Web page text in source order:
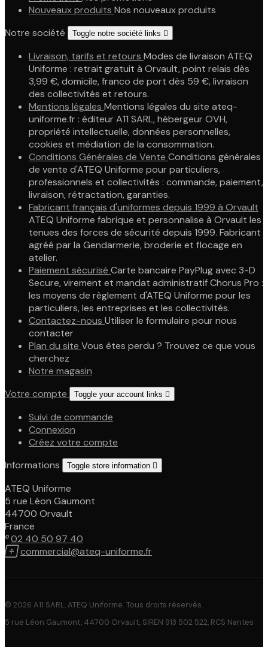
Nouveaux produits Nos nouveaux produits
Notre société
Toggle notre société links 
Livraison, tarifs et retours Modes de livraison ATEQ
Uniforme : retrait gratuit à Orvault, point relais dès
3,99 €, domicile, franco de port dès 59 €, livraison
des collectivités et retours.
Mentions légales Mentions légales du site ateq-
uniforme.fr : éditeur A11 SARL, hébergeur OVH,
propriété intellectuelle, données personnelles,
cookies et médiation de la consommation.
Conditions Générales de Vente Conditions générales
de vente d'ATEQ Uniforme pour particuliers,
professionnels et collectivités : commande, paiement,
livraison, rétractation, garanties.
Fabricant français d'uniformes depuis 1999 à Orvault
ATEQ Uniforme fabrique et personnalise à Orvault les
tenues des forces de sécurité depuis 1999. Fabricant
agréé par la Gendarmerie, broderie et flocage en
atelier.
Paiement sécurisé Carte bancaire PayPlug avec 3-D
Secure, virement et mandat administratif Chorus Pro :
les moyens de règlement d'ATEQ Uniforme pour les
particuliers, les entreprises et les collectivités.
Contactez-nous Utiliser le formulaire pour nous
contacter
Plan du site Vous êtes perdu ? Trouvez ce que vous
cherchez
Notre magasin
Votre compte
Toggle your account links 
Suivi de commande
Connexion
Créez votre compte
Informations
Toggle store information 
ATEQ Uniforme
5 rue Léon Gaumont
44700 Orvault
France
02 40 50 97 40
commercial@ateq-uniforme.fr
© 2026 A11 SARL, ATEQ Uniforme. Tous droits réservés.
5 rue Léon Gaumont, 44700 Orvault, SIREN 913 502 522, RCS Nantes